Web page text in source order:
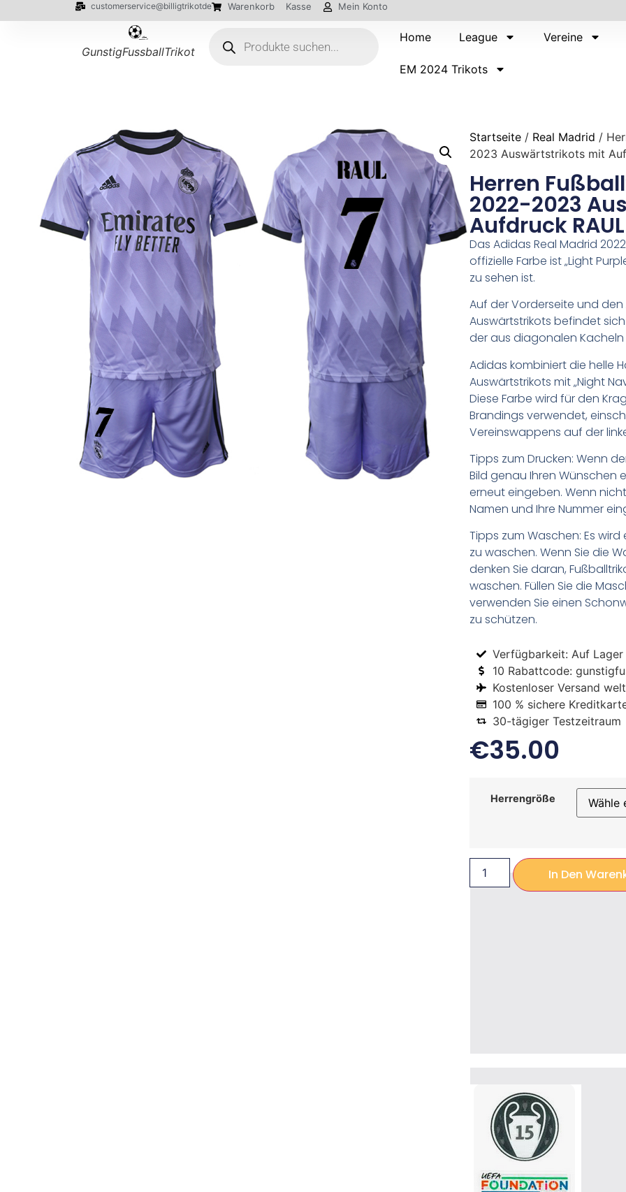
customerservice@billigtrikotde Warenkorb Kasse Mein Konto
GunstigFussballTrikot
Home League Vereine
EM 2024 Trikots
Startseite / Real Madrid /
2023 Auswärtstrikots mit
Herren
2022-2023
Aufdruck
Das Adidas Real Madrid
offizielle Farbe ist „Light
zu sehen ist.
Auf der Vorderseite und den
Auswärtstrikots befindet
der aus diagonalen
Adidas kombiniert die helle
Auswärtstrikots mit „Night
Diese Farbe wird für den
Brandings verwendet,
Vereinswappens auf der
Tipps zum Drucken: Wenn
Bild genau Ihren Wünschen
erneut eingeben. Wenn
Namen und Ihre Nummer
Tipps zum Waschen: Es
zu waschen. Wenn Sie die
denken Sie daran,
waschen. Füllen Sie die
verwenden Sie einen
zu schützen.
Verfügbarkeit: Auf Lager
10 Rabattcode:
Kostenloser Versand
100 % sichere
30-tägiger Testzeitraum
€35.00
Herrengröße
In Den